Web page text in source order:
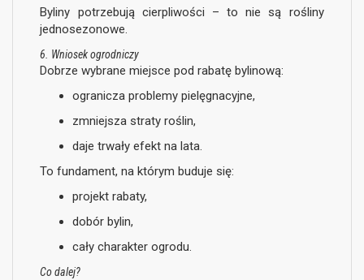
Byliny potrzebują cierpliwości – to nie są rośliny
jednosezonowe.
6. Wniosek ogrodniczy
Dobrze wybrane miejsce pod rabatę bylinową:
ogranicza problemy pielęgnacyjne,
zmniejsza straty roślin,
daje trwały efekt na lata.
To fundament, na którym buduje się:
projekt rabaty,
dobór bylin,
cały charakter ogrodu.
Co dalej?